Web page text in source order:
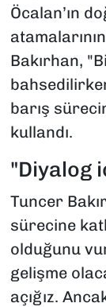
Öcalan’ın
Bakırhan,
barış
kullandı.
"Diyalog
Tuncer
sürecine
olduğunu
gelişme
açığız.